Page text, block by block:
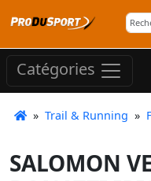
Catégories
» Trail & Running »
SALOMON